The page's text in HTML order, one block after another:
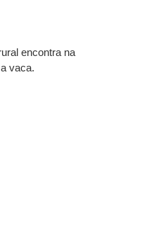
encontra na
vaca.